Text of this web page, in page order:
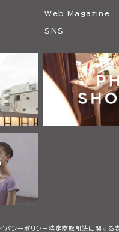
Web Magazine
SNS
バシーポリシー特定商取引法に関する